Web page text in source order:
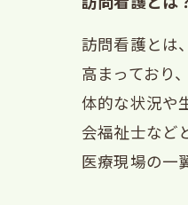
訪問看護とは
高まっており
体的な状況や
会福祉士など
医療現場の一